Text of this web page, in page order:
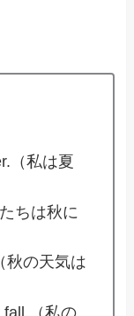
（私は夏
ちは秋に
秋の天気は
fall.（私の